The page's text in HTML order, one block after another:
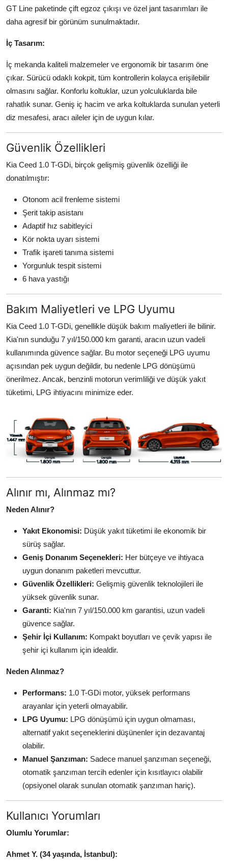
GT Line paketinde çift egzoz çıkışı ve özel jant tasarımları ile
daha agresif bir görünüm sunulmaktadır.
İç Tasarım:
İç mekanda kaliteli malzemeler ve ergonomik bir tasarım öne
çıkar. Sürücü odaklı kokpit, tüm kontrollerin kolayca erişilebilir
olmasını sağlar. Konforlu koltuklar, uzun yolculuklarda bile
rahatlık sunar. Geniş iç hacim ve arka koltuklarda sunulan yeterli
diz mesafesi, aracı aileler için de uygun kılar.
Güvenlik Özellikleri
Kia Ceed 1.0 T-GDi, birçok gelişmiş güvenlik özelliği ile
donatılmıştır:
Otonom acil frenleme sistemi
Şerit takip asistanı
Adaptif hız sabitleyici
Kör nokta uyarı sistemi
Trafik işareti tanıma sistemi
Yorgunluk tespit sistemi
6 hava yastığı
Bakım Maliyetleri ve LPG Uyumu
Kia Ceed 1.0 T-GDi, genellikle düşük bakım maliyetleri ile bilinir.
Kia'nın sunduğu 7 yıl/150.000 km garanti, aracın uzun vadeli
kullanımında güvence sağlar. Bu motor seçeneği LPG uyumu
açısından pek uygun değildir, bu nedenle LPG dönüşümü
önerilmez. Ancak, benzinli motorun verimliliği ve düşük yakıt
tüketimi, LPG ihtiyacını minimize eder.
Alınır mı, Alınmaz mı?
Neden Alınır?
Yakıt Ekonomisi: Düşük yakıt tüketimi ile ekonomik bir
sürüş sağlar.
Geniş Donanım Seçenekleri: Her bütçeye ve ihtiyaca
uygun donanım paketleri mevcuttur.
Güvenlik Özellikleri: Gelişmiş güvenlik teknolojileri ile
yüksek güvenlik sunar.
Garanti: Kia'nın 7 yıl/150.000 km garantisi, uzun vadeli
güvence sağlar.
Şehir İçi Kullanım: Kompakt boyutları ve çevik yapısı ile
şehir içi kullanım için idealdir.
Neden Alınmaz?
Performans: 1.0 T-GDi motor, yüksek performans
arayanlar için yeterli olmayabilir.
LPG Uyumu: LPG dönüşümü için uygun olmaması,
alternatif yakıt seçeneklerini düşünenler için dezavantaj
olabilir.
Manuel Şanzıman: Sadece manuel şanzıman seçeneği,
otomatik şanzıman tercih edenler için kısıtlayıcı olabilir
(opsiyonel olarak sunulan otomatik şanzıman hariç).
Kullanıcı Yorumları
Olumlu Yorumlar:
Ahmet Y. (34 yaşında, İstanbul):